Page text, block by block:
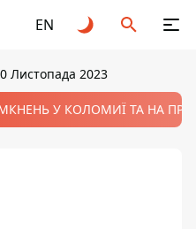
EN
Листопада 2023
У КОЛОМИЇ ТА НА